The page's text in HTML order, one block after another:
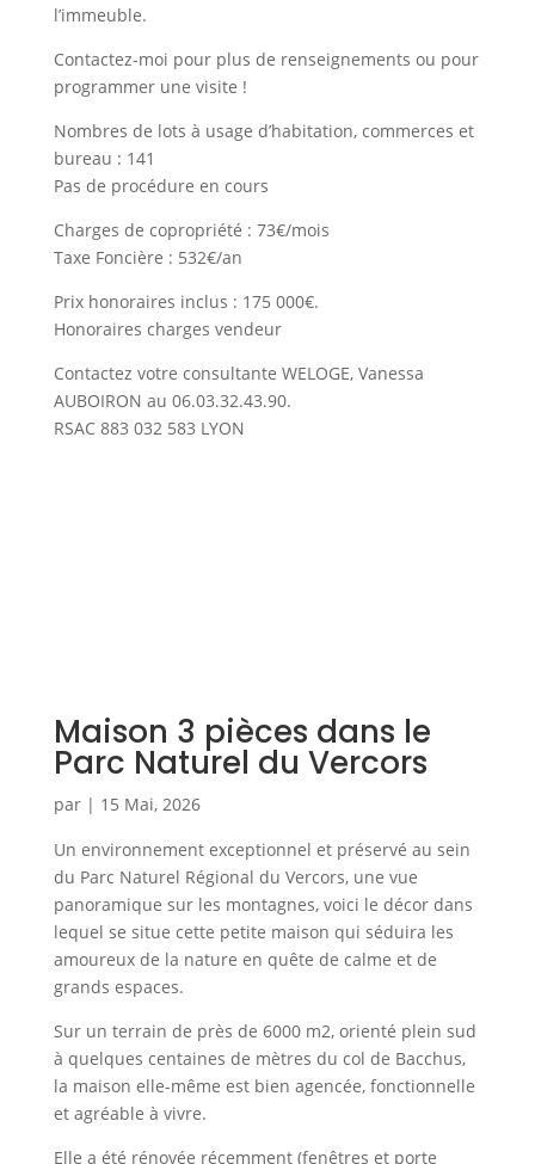
l’immeuble.
Contactez-moi pour plus de renseignements ou pour
programmer une visite !
Nombres de lots à usage d’habitation, commerces et
bureau : 141
Pas de procédure en cours
Charges de copropriété : 73€/mois
Taxe Foncière : 532€/an
Prix honoraires inclus : 175 000€.
Honoraires charges vendeur
Contactez votre consultante WELOGE, Vanessa
AUBOIRON au 06.03.32.43.90.
RSAC 883 032 583 LYON
Maison 3 pièces dans le
Parc Naturel du Vercors
par | 15 Mai, 2026
Un environnement exceptionnel et préservé au sein
du Parc Naturel Régional du Vercors, une vue
panoramique sur les montagnes, voici le décor dans
lequel se situe cette petite maison qui séduira les
amoureux de la nature en quête de calme et de
grands espaces.
Sur un terrain de près de 6000 m2, orienté plein sud
à quelques centaines de mètres du col de Bacchus,
la maison elle-même est bien agencée, fonctionnelle
et agréable à vivre.
Elle a été rénovée récemment (fenêtres et porte